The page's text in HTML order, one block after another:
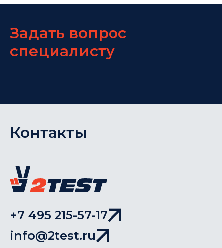
Задать вопрос
специалисту
Контакты
+7 495 215-57-17
info@2test.ru